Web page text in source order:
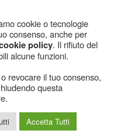
Policy|Cookies Policy
cookie o tecnologie
consenso, anche per
policy. Il rifiuto del
alcune funzioni.
revocare il tuo consenso,
questa
Accetta Tutti